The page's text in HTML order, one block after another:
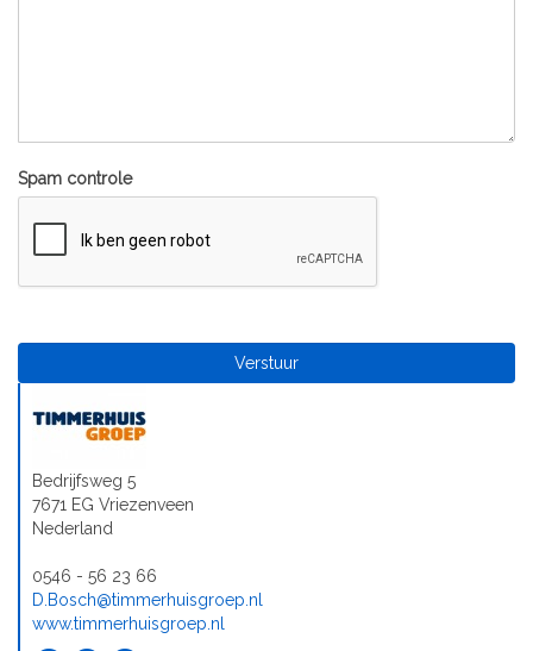
Spam controle
Bedrijfsweg 5
7671 EG Vriezenveen
Nederland
0546 - 56 23 66
D.Bosch@timmerhuisgroep.nl
www.timmerhuisgroep.nl